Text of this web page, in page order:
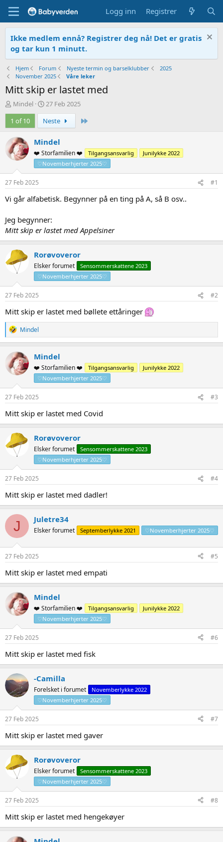
Logg inn Registrer
Ikke medlem ennå? Registrer deg nå! Det er gratis
og tar kun 1 minutt.
Hjem Forum Nyeste termin og barselklubber
2025
November 2025
Våre leker
Mitt skip er lastet med
T
r
å
d
s
t
a
t
e
Mindel
O
p
p
r
e
t
e
t
27 Feb 2025
1 of 10
Neste
Mindel
❤️ Storfamilien ❤️ Tilgangsansvarlig
Junilykke 2022
♡Novemberhjerter 2025♡
27 Feb 2025 #1
Vi går alfabetisk. Begynner på en ting på A, så B osv..
Jeg begynner:
Mitt skip er lastet med Appelsiner
Rorøvoveror
Elsker forumet
Sensommerskattene 2023
♡Novemberhjerter 2025♡
27 Feb 2025 #2
Mitt skip er lastet med bøllete ettåringer
R
e
a
c
t
i
o
n
s
:
Mindel
Mindel
❤️ Storfamilien ❤️ Tilgangsansvarlig
Junilykke 2022
♡Novemberhjerter 2025♡
27 Feb 2025 #3
Mitt skip er lastet med Covid
Rorøvoveror
Elsker forumet
Sensommerskattene 2023
♡Novemberhjerter 2025♡
27 Feb 2025 #4
Mitt skip er lastet med dadler!
J Juletre34
Elsker forumet Septemberlykke 2021 ♡Novemberhjerter 2025♡
27 Feb 2025 #5
Mitt skip er lastet med empati
Mindel
❤️ Storfamilien ❤️ Tilgangsansvarlig
Junilykke 2022
♡Novemberhjerter 2025♡
27 Feb 2025 #6
Mitt skip er lastet med fisk
-Camilla
Forelsket i forumet
Novemberlykke 2022
♡Novemberhjerter 2025♡
27 Feb 2025 #7
Mitt skip er lastet med gaver
Rorøvoveror
Elsker forumet
Sensommerskattene 2023
♡Novemberhjerter 2025♡
27 Feb 2025 #8
Mitt skip er lastet med hengekøyer